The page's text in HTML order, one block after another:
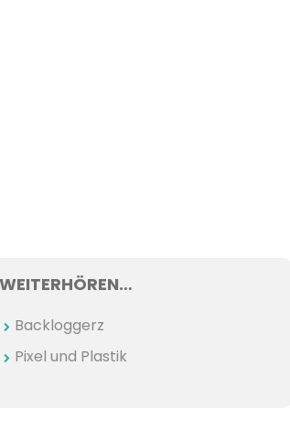
WEITERHÖREN…
Backloggerz
Pixel und Plastik